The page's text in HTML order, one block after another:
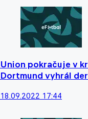
Union pokračuje v
Dortmund vyhrál
18.09.2022 17:44